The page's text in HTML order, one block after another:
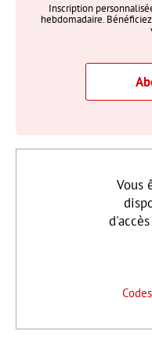
Inscription
hebdomadaire.
Vous